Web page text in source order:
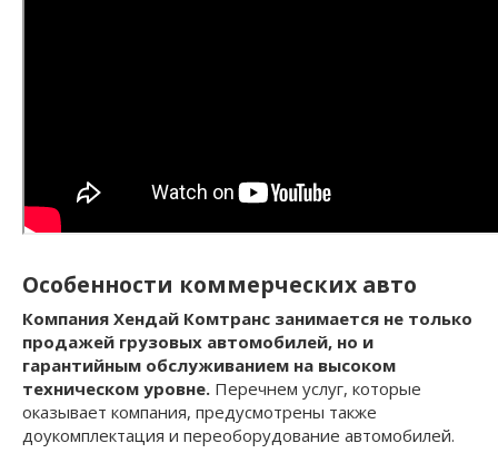
Особенности коммерческих авто
Компания Хендай Комтранс занимается не только
продажей грузовых автомобилей, но и
гарантийным обслуживанием на высоком
техническом уровне. Перечнем услуг, которые
оказывает компания, предусмотрены также
доукомплектация и переоборудование автомобилей.